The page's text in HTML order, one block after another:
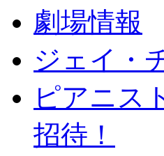
劇場情報
ジェイ・
ピアニス
招待！